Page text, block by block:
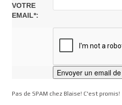
VOTRE
EMAIL*:
Pas de SPAM chez Blaise! C'est promis!